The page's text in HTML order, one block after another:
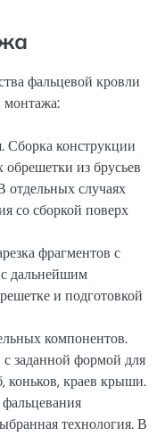
фальцевой кровли
монтажа:
Сборка конструкции
обрешетки из брусьев
отдельных случаях
со сборкой поверх
фрагментов с
дальнейшим
и подготовкой
компонентов.
заданной формой для
коньков, краев крыши.
технология. В